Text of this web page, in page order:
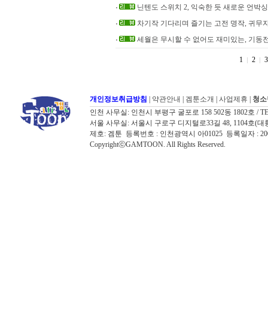
닌텐도 스위치 2, 익숙한 듯 새로운 언박싱
차기작 기다리며 즐기는 고전 명작, 귀무
세월은 무시할 수 없어도 재미있는, 기동
1 2 3
개인정보취급방침 약관안내 겜툰소개 사업제휴
청
인천 사무실: 인천시 부평구 굴포로 158 502동 1802호 /
서울 사무실: 서울시 구로구 디지털로33길 48, 1104호(대
제호: 겜툰 등록번호 : 인천광역시 아01025 등록일자 :
CopyrightⓒGAMTOON. All Rights Reserved.